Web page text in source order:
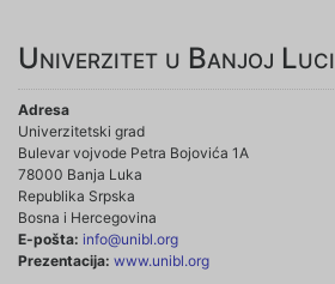
Univerzitet u Banjoj Luci
Adresa
Univerzitetski grad
Bulevar vojvode Petra Bojovića 1A
78000 Banja Luka
Republika Srpska
Bosna i Hercegovina
E-pošta: info@unibl.org
Prezentacija: www.unibl.org